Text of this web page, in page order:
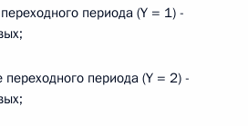
периода (Y = 1) -
периода (Y = 2) -